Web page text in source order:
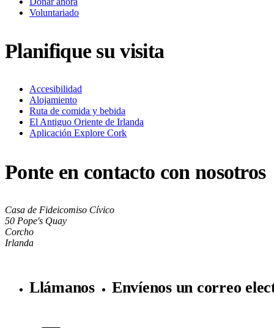
Voluntariado
Planifique su visita
Accesibilidad
Alojamiento
Ruta de comida y bebida
El Antiguo Oriente de Irlanda
Aplicación Explore Cork
Ponte en contacto con nosotros
Casa de Fideicomiso Cívico
50 Pope's Quay
Corcho
Irlanda
Llámanos Envíenos un correo